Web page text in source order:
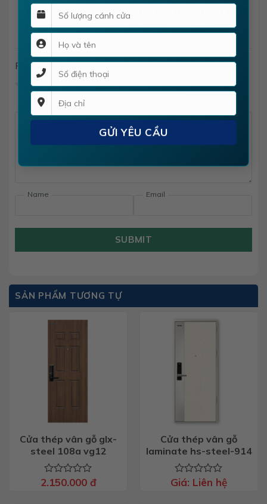
Cửa thép vân gỗ glx-steel 502
Rating*
0/5
Your review
Name Email
SUBMIT
SẢN PHẨM TƯƠNG TỰ
Cửa thép vân gỗ glx-
steel 108a vg12
Được
2.150.000 đ
Cửa thép vân gỗ
laminate hs-steel-914
Được
Giá: Liên hệ